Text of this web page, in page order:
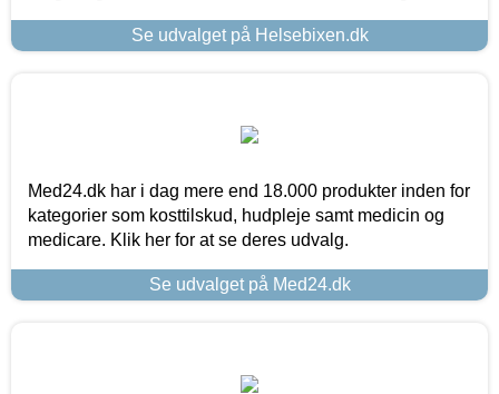
Se udvalget på Helsebixen.dk
Med24.dk har i dag mere end 18.000 produkter inden for
kategorier som kosttilskud, hudpleje samt medicin og
medicare. Klik her for at se deres udvalg.
Se udvalget på Med24.dk